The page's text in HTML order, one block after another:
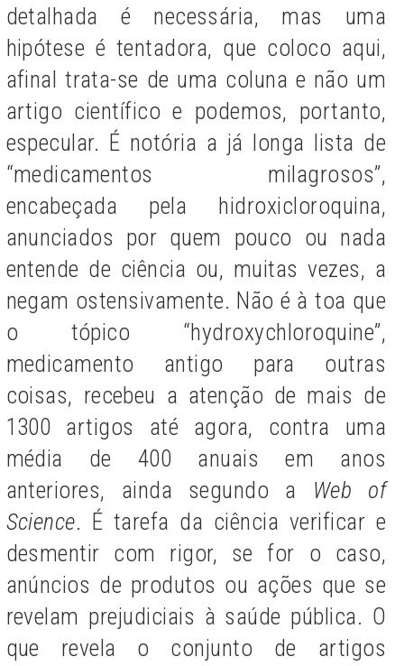
detalhada é necessária, mas uma
hipótese é tentadora, que coloco aqui,
afinal trata-se de uma coluna e não um
artigo científico e podemos, portanto,
especular. É notória a já longa lista de
“medicamentos milagrosos”,
encabeçada pela hidroxicloroquina,
anunciados por quem pouco ou nada
entende de ciência ou, muitas vezes, a
negam ostensivamente. Não é à toa que
o tópico “hydroxychloroquine”,
medicamento antigo para outras
coisas, recebeu a atenção de mais de
1300 artigos até agora, contra uma
média de 400 anuais em anos
anteriores, ainda segundo a Web of
Science. É tarefa da ciência verificar e
desmentir com rigor, se for o caso,
anúncios de produtos ou ações que se
revelam prejudiciais à saúde pública. O
que revela o conjunto de artigos